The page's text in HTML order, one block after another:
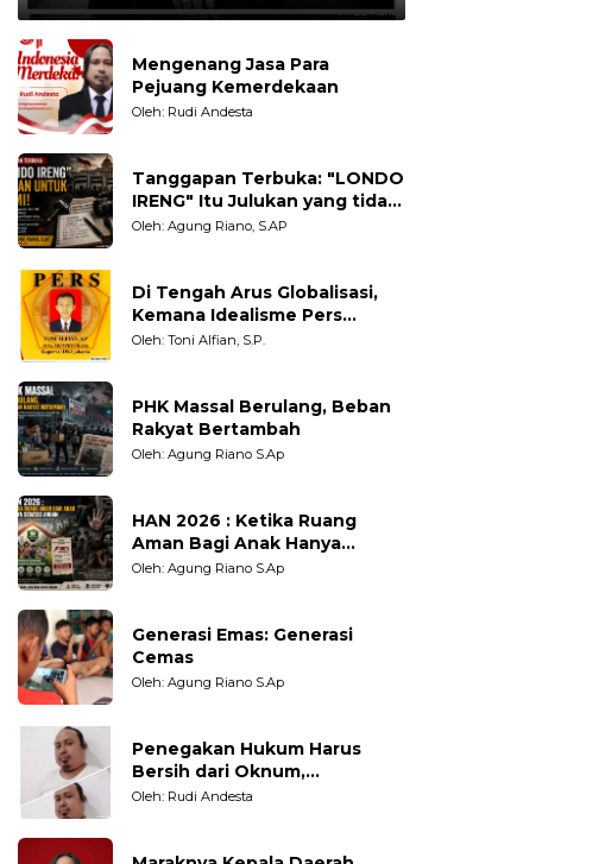
Mengenang Jasa Para
Pejuang Kemerdekaan
Oleh: Rudi Andesta
Tanggapan Terbuka: "LONDO
IRENG" Itu Julukan yang tidak
Adil untuk Wartawan,
Oleh: Agung Riano, S.AP
Di Tengah Arus Globalisasi,
Kemana Idealisme Pers
Berpihak?
Oleh: Toni Alfian, S.P.
PHK Massal Berulang, Beban
Rakyat Bertambah
Oleh: Agung Riano S.Ap
HAN 2026 : Ketika Ruang
Aman Bagi Anak Hanya
Sebatas Angan
Oleh: Agung Riano S.Ap
Generasi Emas: Generasi
Cemas
Oleh: Agung Riano S.Ap
Penegakan Hukum Harus
Bersih dari Oknum,
Kepercayaan Publik adalah
Oleh: Rudi Andesta